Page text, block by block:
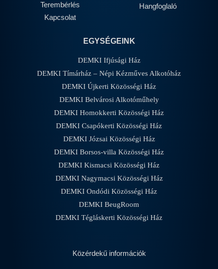
Terembérlés
Kapcsolat
Hangfoglaló
EGYSÉGEINK
DEMKI Ifjúsági Ház
DEMKI Tímárház – Népi Kézműves Alkotóház
DEMKI Újkerti Közösségi Ház
DEMKI Belvárosi Alkotóműhely
DEMKI Homokkerti Közösségi Ház
DEMKI Csapókerti Közösségi Ház
DEMKI Józsai Közösségi Ház
DEMKI Borsos-villa Közösségi Ház
DEMKI Kismacsi Közösségi Ház
DEMKI Nagymacsi Közösségi Ház
DEMKI Ondódi Közösségi Ház
DEMKI BeugRoom
DEMKI Tégláskerti Közösségi Ház
Közérdekű információk